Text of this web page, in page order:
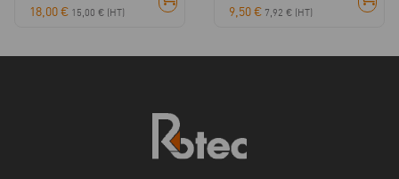
18,00€ 15,00 € (HT)
9,50€ 7,92 € (HT)